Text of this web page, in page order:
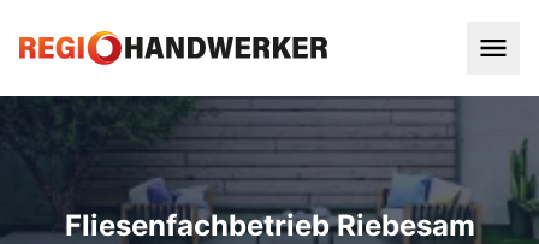
Fliesenfachbetrieb Riebesam